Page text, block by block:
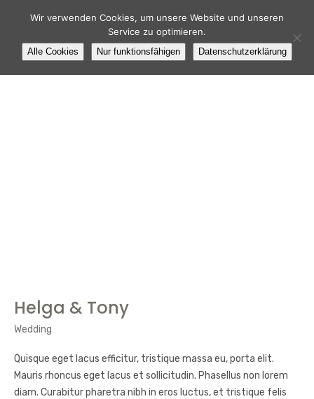
Helga & Tony
Wedding
Quisque eget lacus efficitur, tristique massa eu, porta elit.
Mauris rhoncus eget lacus et sollicitudin. Phasellus non lorem
diam. Curabitur pharetra nibh in eros luctus, et tristique felis
Wir verwenden Cookies, um unsere Website und unseren
Service zu optimieren.
Alle Cookies Nur funktionsfähigen Datenschutzerklärung